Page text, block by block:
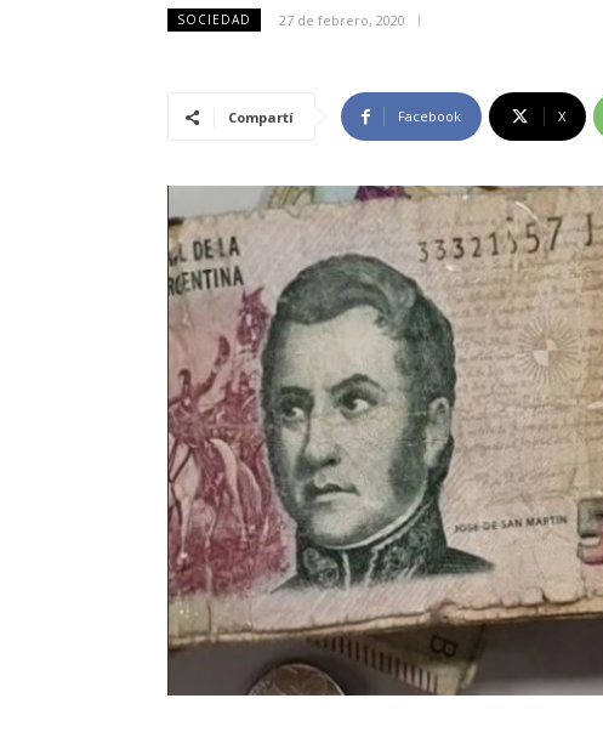
SOCIEDAD 27 de febrero, 2020
Compartí Facebook X